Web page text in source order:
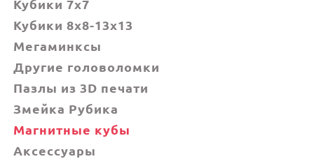
Кубики 7х7
Кубики 8x8-13x13
Мегаминксы
Другие головоломки
Пазлы из 3D печати
Змейка Рубика
Магнитные кубы
Аксессуары